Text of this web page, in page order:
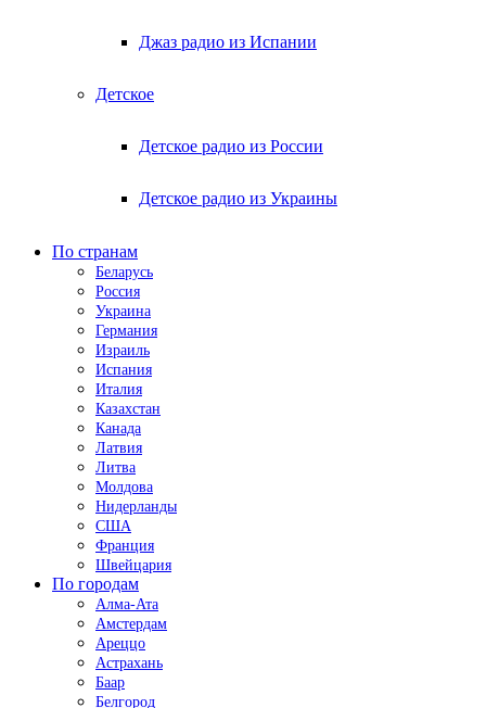
Джаз радио из Испании
Детское
Детское радио из России
Детское радио из Украины
По странам
Беларусь
Россия
Украина
Германия
Израиль
Испания
Италия
Казахстан
Канада
Латвия
Литва
Молдова
Нидерланды
США
Франция
Швейцария
По городам
Алма-Ата
Амстердам
Ареццо
Астрахань
Баар
Белгород